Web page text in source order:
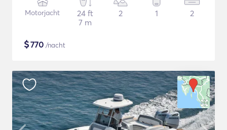
Motorjacht
24 ft
7 m
2 1 2
$770 /nacht